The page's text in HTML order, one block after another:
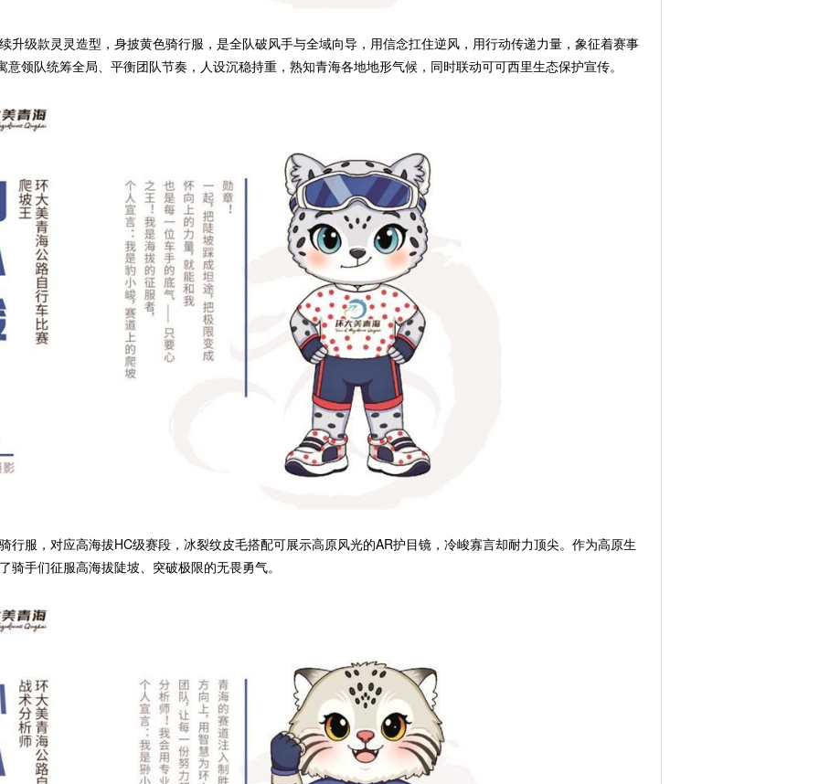
款灵灵造型，身披黄色骑行服，是全队破风手与全域向导，用信念扛住逆风，用行动传递力量，象征着赛事
意领队统筹全局、平衡团队节奏，人设沉稳持重，熟知青海各地地形气候，同时联动可可西里生态保护宣传。
，对应高海拔HC级赛段，冰裂纹皮毛搭配可展示高原风光的AR护目镜，冷峻寡言却耐力顶尖。作为高原生
手们征服高海拔陡坡、突破极限的无畏勇气。